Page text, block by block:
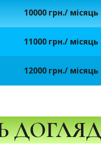
10000 грн./ місяць
11000 грн./ місяць
12000 грн./ місяць